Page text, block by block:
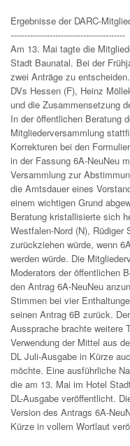
Ergebnisse der DARC-
-----------------------------------------
Am 13. Mai tagte die
Stadt Baunatal. Bei der
zwei Anträge zu
DVs Hessen (F), Heinz
und die Zusammensetzung
In der öffentlichen Beratung
Mitgliederversammlung
Korrekturen bei den
in der Fassung 6A-NeuNeu
Versammlung zur
die Amtsdauer eines
einem wichtigen Grund
Beratung kristallisierte sich
Westfalen-Nord (N),
zurückziehen würde, wenn
werden würde. Die
Moderators der öffentlichen
den Antrag 6A-NeuNeu
Stimmen bei vier
seinen Antrag 6B zurück.
Aussprache brachte weitere
Verwendung der Mittel aus
DL Juli-Ausgabe in Kürze
möchte. Eine ausführliche
die am 13. Mai im Hotel
DL-Ausgabe veröffentlicht.
Version des Antrags 6A-
Kürze in vollem Wortlaut